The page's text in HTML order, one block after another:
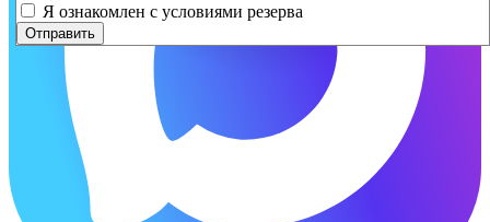
Я ознакомлен с условиями резерва
Отправить